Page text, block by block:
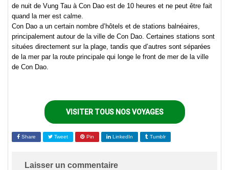
de nuit de Vung Tau à Con Dao est de 10 heures et ne peut être fait
quand la mer est calme.
Con Dao a un certain nombre d’hôtels et de stations balnéaires,
principalement autour de la ville de Con Dao. Certaines stations sont
situées directement sur la plage, tandis que d’autres sont séparées
de la mer par la route principale qui longe le front de mer de la ville
de Con Dao.
VISITER TOUS NOS VOYAGES
Share Tweet Pin LinkedIn Tumblr
Laisser un commentaire